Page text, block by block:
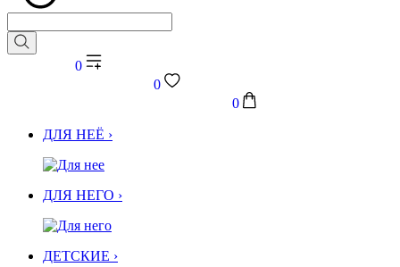
0
0
0
ДЛЯ НЕЁ ›
ДЛЯ НЕГО ›
ДЕТСКИЕ ›